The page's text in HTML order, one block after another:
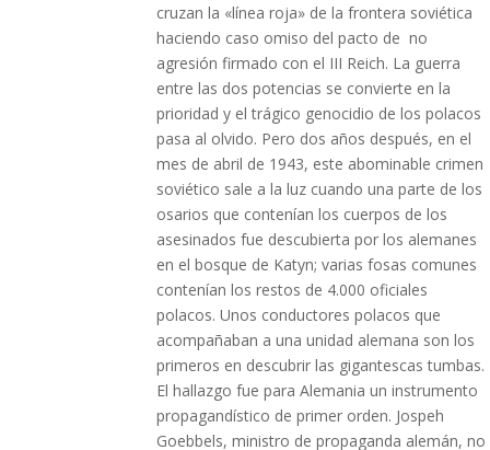
cruzan la «línea roja» de la frontera soviética
haciendo caso omiso del pacto de no
agresión firmado con el III Reich. La guerra
entre las dos potencias se convierte en la
prioridad y el trágico genocidio de los polacos
pasa al olvido. Pero dos años después, en el
mes de abril de 1943, este abominable crimen
soviético sale a la luz cuando una parte de los
osarios que contenían los cuerpos de los
asesinados fue descubierta por los alemanes
en el bosque de Katyn; varias fosas comunes
contenían los restos de 4.000 oficiales
polacos. Unos conductores polacos que
acompañaban a una unidad alemana son los
primeros en descubrir las gigantescas tumbas.
El hallazgo fue para Alemania un instrumento
propagandístico de primer orden. Jospeh
Goebbels, ministro de propaganda alemán, no